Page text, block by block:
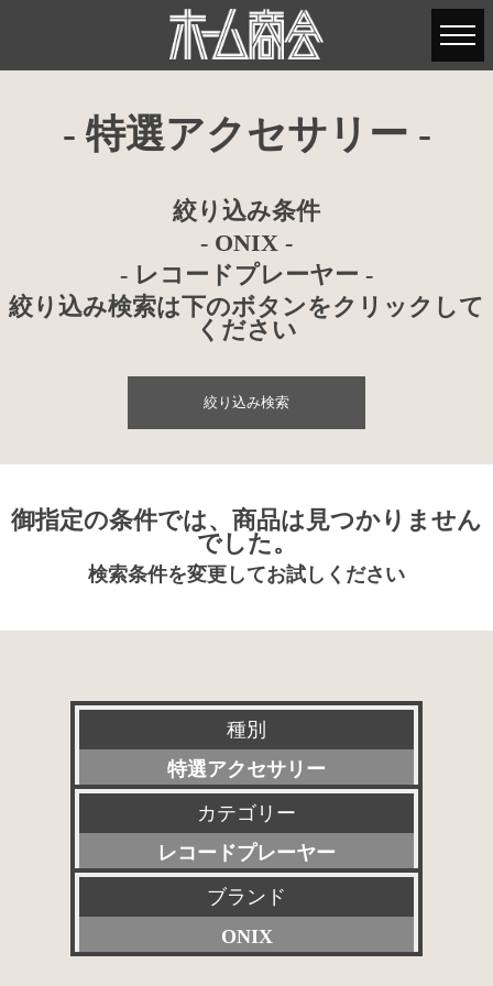
- 特選アクセサリー -
絞り込み条件
- ONIX -
- レコードプレーヤー -
絞り込み検索は下のボタンをクリックして
ください
絞り込み検索
御指定の条件では、商品は見つかりません
でした。
検索条件を変更してお試しください
種別
特選アクセサリー
新品
委託販売品
特価品
その他委託販売品
カテゴリー
レコードプレーヤー
すべて
プリアンプ
ブランド
ONIX